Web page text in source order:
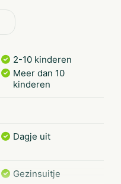
2-10 kinderen
Meer dan 10
kinderen
Dagje uit
Gezinsuitje